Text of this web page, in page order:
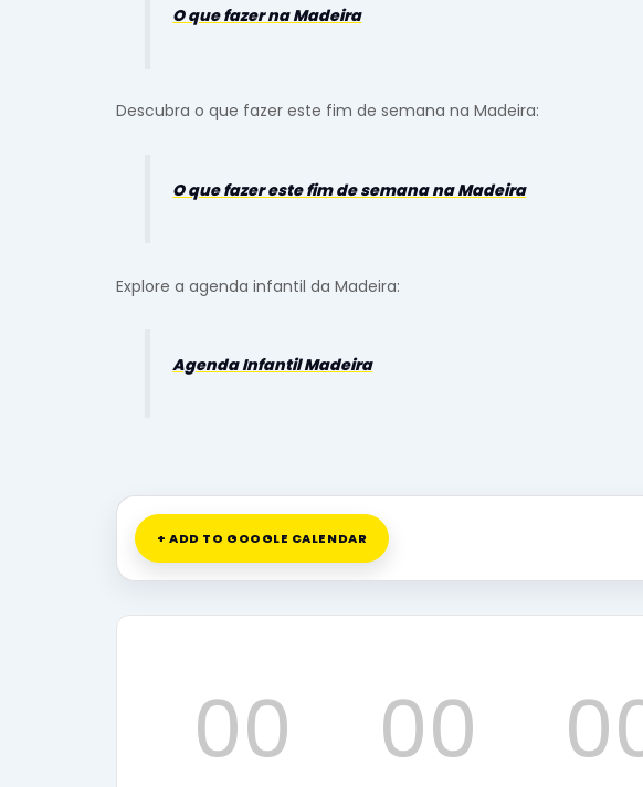
O que fazer na Madeira
Descubra o que fazer este fim de semana na Madeira:
O que fazer este fim de semana na Madeira
Explore a agenda infantil da Madeira:
Agenda Infantil Madeira
+ ADD TO GOOGLE CALENDAR
00 00